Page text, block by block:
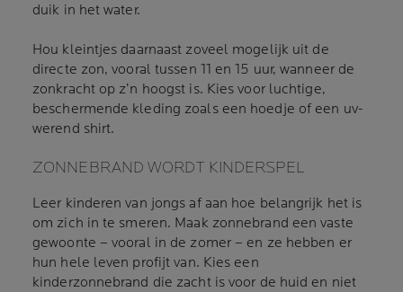
duik in het water.
Hou kleintjes daarnaast zoveel mogelijk uit de
directe zon, vooral tussen 11 en 15 uur, wanneer de
zonkracht op z’n hoogst is. Kies voor luchtige,
beschermende kleding zoals een hoedje of een uv-
werend shirt.
ZONNEBRAND WORDT KINDERSPEL
Leer kinderen van jongs af aan hoe belangrijk het is
om zich in te smeren. Maak zonnebrand een vaste
gewoonte – vooral in de zomer – en ze hebben er
hun hele leven profijt van. Kies een
kinderzonnebrand die zacht is voor de huid en niet